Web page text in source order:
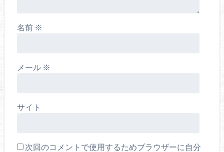
名前 ※
メール ※
サイト
次回のコメントで使用するためブラウザーに自分